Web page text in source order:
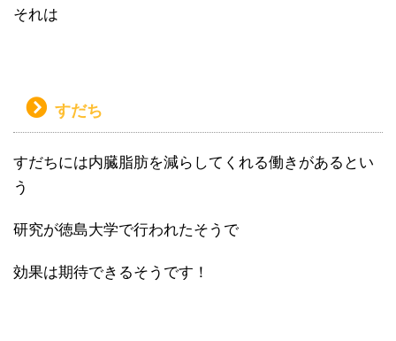
それは
すだち
すだちには内臓脂肪を減らしてくれる働きがあるとい
う
研究が徳島大学で行われたそうで
効果は期待できるそうです！